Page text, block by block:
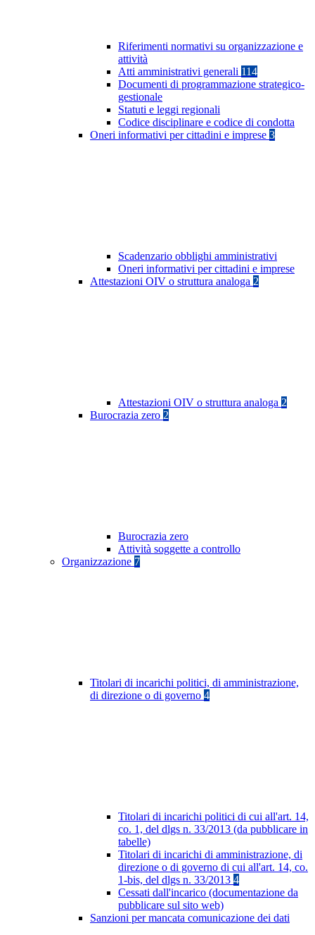
Riferimenti normativi su organizzazione e
attività
Atti amministrativi generali 114
Documenti di programmazione strategico-
gestionale
Statuti e leggi regionali
Codice disciplinare e codice di condotta
Oneri informativi per cittadini e imprese 3
Scadenzario obblighi amministrativi
Oneri informativi per cittadini e imprese
Attestazioni OIV o struttura analoga 2
Attestazioni OIV o struttura analoga 2
Burocrazia zero 2
Burocrazia zero
Attività soggette a controllo
Organizzazione 7
Titolari di incarichi politici, di amministrazione,
di direzione o di governo 4
Titolari di incarichi politici di cui all'art. 14,
co. 1, del dlgs n. 33/2013 (da pubblicare in
tabelle)
Titolari di incarichi di amministrazione, di
direzione o di governo di cui all'art. 14, co.
1-bis, del dlgs n. 33/2013 4
Cessati dall'incarico (documentazione da
pubblicare sul sito web)
Sanzioni per mancata comunicazione dei dati